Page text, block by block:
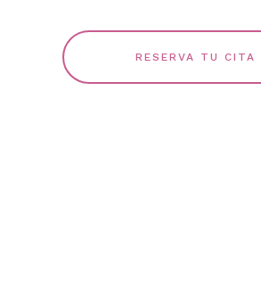
RESERVA TU CITA